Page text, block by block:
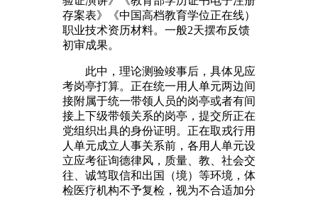
存案表》《中国高档教育学位正在线）
职业技术资历材料。一般2天摆布反馈
初审成果。
此中，理论测验竣事后，具体见应
考岗亭打算。正在统一用人单元两边间
接附属于统一带领人员的岗亭或者有间
接上下级带领关系的岗亭，提交所正在
党组织出具的身份证明。正在取戎行用
人单元成立人事关系前，各用人单元设
立应考征询德律风，质量、教、社会交
往、诚笃取信和出国（境）等环境，体
检医疗机构不予复检，视为不合适加分